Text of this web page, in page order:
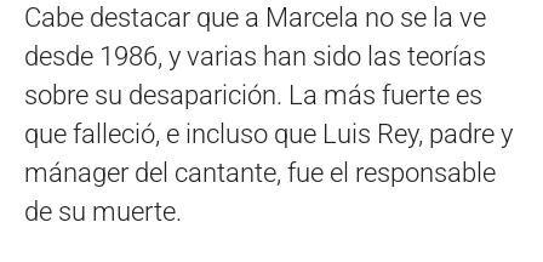
Cabe destacar que a Marcela no se la ve
desde 1986, y varias han sido las teorías
sobre su desaparición. La más fuerte es
que falleció, e incluso que Luis Rey, padre y
mánager del cantante, fue el responsable
de su muerte.